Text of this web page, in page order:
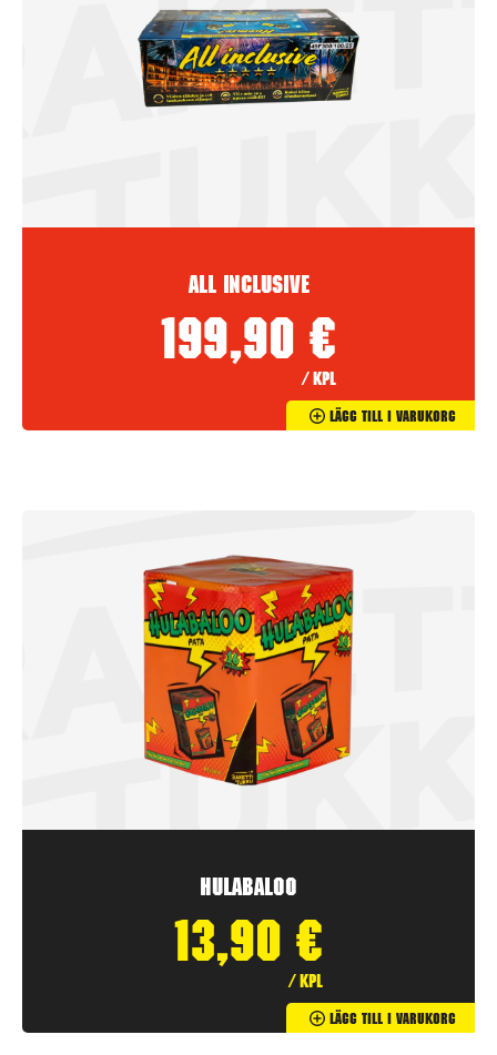
All inclusive
199,90 €
/ kpl
Lägg Till I Varukorg
Hulabaloo
13,90 €
/ kpl
Lägg Till I Varukorg